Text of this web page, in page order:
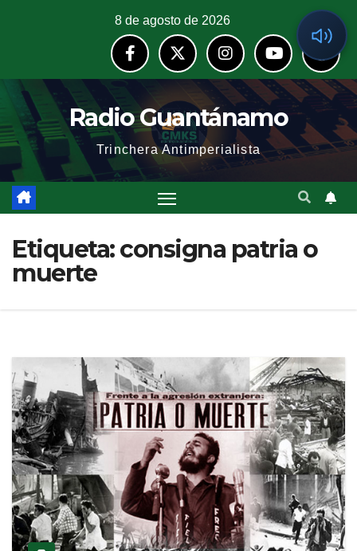
8 de agosto de 2026
Radio Guantánamo
Trinchera Antimperialista
Etiqueta:consigna patria o
muerte